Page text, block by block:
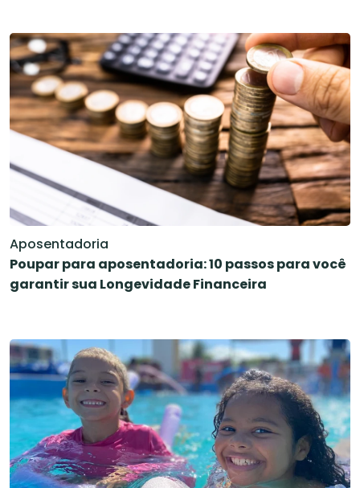
Aposentadoria
Poupar para aposentadoria: 10 passos para você
garantir sua Longevidade Financeira